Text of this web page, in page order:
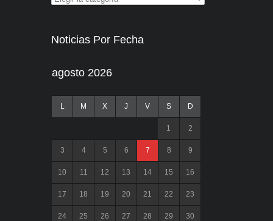
Noticias Por Fecha
agosto 2026
L M X J V S D
1 2
3 4 5 6 7 8 9
10 11 12 13 14 15 16
17 18 19 20 21 22 23
24 25 26 27 28 29 30